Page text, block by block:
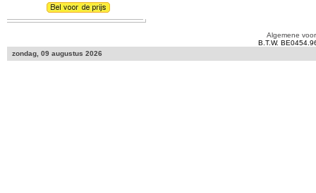
Algemene
B.T.W.
zondag, 09 augustus 2026